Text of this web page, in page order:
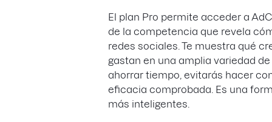
El plan Pro permite acceder a
de la competencia que revela
redes sociales. Te muestra qué
gastan en una amplia variedad
ahorrar tiempo, evitarás hacer
eficacia comprobada. Es una
más inteligentes.